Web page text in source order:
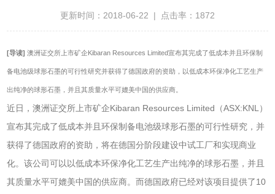
更新时间：2018-06-22 | 点击率：1872
[导读] 澳洲证交所上市矿企Kibaran Resources Limited宣布其完成了低成本并且环保制
备电池级球形石墨的可行性研究并获得了德国政府的资助，以低成本环保净化工艺生产
出纯净的球形石墨，并且其质量水平可媲美中国的供应商。
近日，澳洲证交所上市矿企Kibaran Resources Limited（ASX:KNL）
宣布其完成了低成本并且环保制备电池级球形石墨的可行性研究，并
获得了德国政府的资助，将在德国分阶段建设中试工厂和实现商业
化。该公司可以以低成本环保净化工艺生产出纯净的球形石墨，并且
其质量水平可媲美中国的供应商。而德国政府已经对该项目提供了10